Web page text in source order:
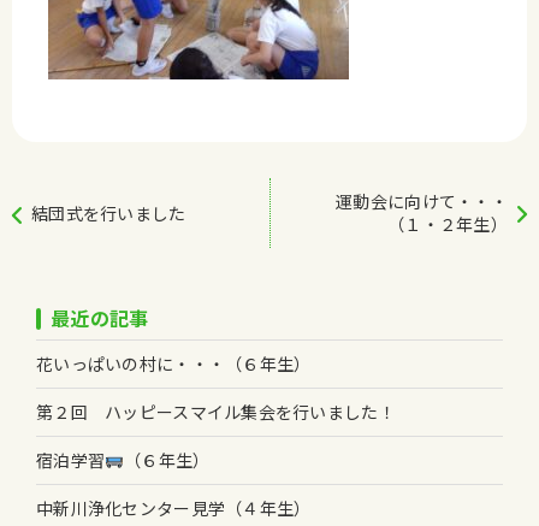
結団式を行いました
運動会に向けて・・・
（１・２年生）
最近の記事
花いっぱいの村に・・・（６年生）
第２回 ハッピースマイル集会を行いました！
宿泊学習
（６年生）
中新川浄化センター見学（４年生）